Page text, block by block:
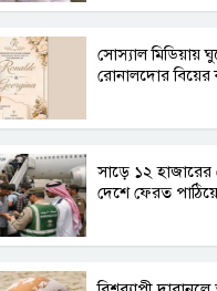
সোস্যাল মিডিয়ায়
রোনালদোর বিয়ের
সাড়ে ১২ হাজারের
দেশে ফেরত